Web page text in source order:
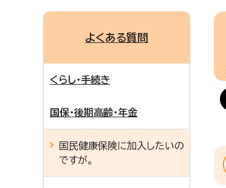
よくある質問
くらし・手続き
国保・後期高齢・年金
国民健康保険に加入したいの
ですが。